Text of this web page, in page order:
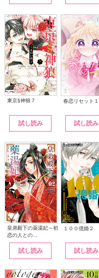
東京§神狼７
試し読み
春恋リセット１
試し読み
皇弟殿下の薬湯妃～初
恋の人との...
試し読み
１００億婚２
試し読み